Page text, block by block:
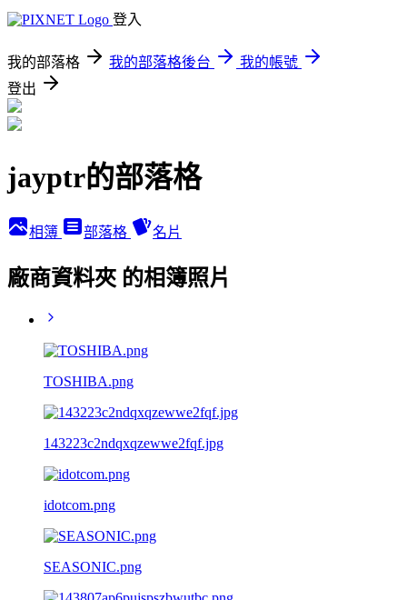
登入
我的部落格 我的部落格後台
我的帳號
登出
jayptr的部落格
相簿 部落格 名片
廠商資料夾 的相簿照片
TOSHIBA.png
143223c2ndqxqzewwe2fqf.jpg
idotcom.png
SEASONIC.png